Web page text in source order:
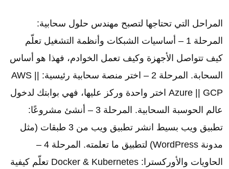
المراحل التي تحتاجها لتصبح مهندس حلول سحابية:
المرحلة 1 – أساسيات الشبكات وأنظمة التشغيل تعلّم
كيف تتواصل الأجهزة وكيف تعمل الخوادم، فهذا هو أساس
السحابة. المرحلة 2 – اختر منصة سحابية رئيسية: AWS ||
Azure || GCP اختر واحدة وركز عليها، فهي بوابتك لدخول
عالم الحوسبة السحابية. المرحلة 3 – أنشئ مشروعًا:
تطبيق ويب بسيط انشر تطبيق ويب من 3 طبقات (مثل
مدونة WordPress) لتطبيق ما تعلمته. المرحلة 4 –
الحاويات والأوركسترا: Docker & Kubernetes تعلّم كيفية